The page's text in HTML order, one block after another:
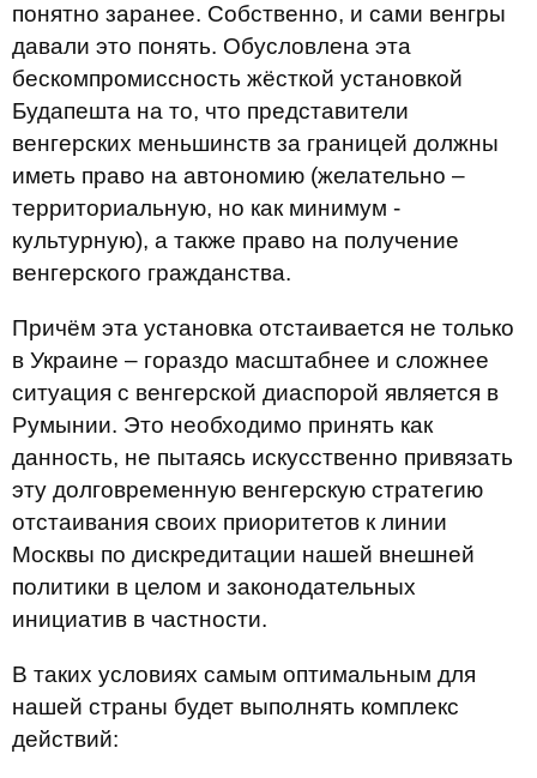
понятно заранее. Собственно, и сами венгры
давали это понять. Обусловлена эта
бескомпромиссность жёсткой установкой
Будапешта на то, что представители
венгерских меньшинств за границей должны
иметь право на автономию (желательно –
территориальную, но как минимум -
культурную), а также право на получение
венгерского гражданства.
Причём эта установка отстаивается не только
в Украине – гораздо масштабнее и сложнее
ситуация с венгерской диаспорой является в
Румынии. Это необходимо принять как
данность, не пытаясь искусственно привязать
эту долговременную венгерскую стратегию
отстаивания своих приоритетов к линии
Москвы по дискредитации нашей внешней
политики в целом и законодательных
инициатив в частности.
В таких условиях самым оптимальным для
нашей страны будет выполнять комплекс
действий: